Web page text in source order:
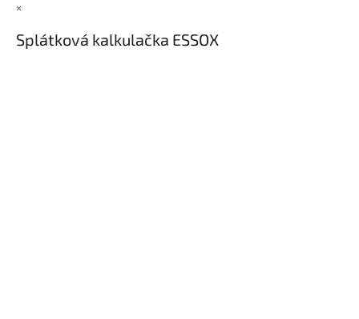
×
Splátková kalkulačka ESSOX